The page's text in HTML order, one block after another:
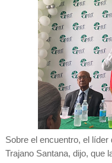
Sobre el encuentro, el
Trajano Santana, dijo, que